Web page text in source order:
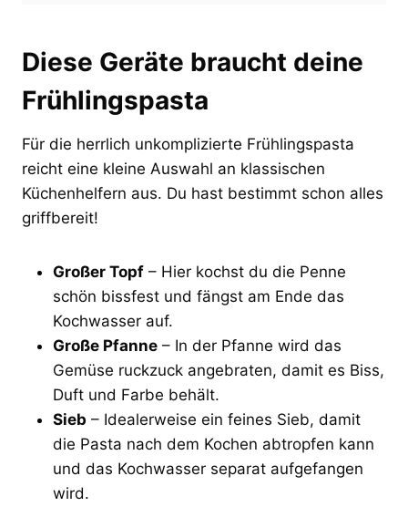
Diese Geräte braucht deine
Frühlingspasta
Für die herrlich unkomplizierte Frühlingspasta
reicht eine kleine Auswahl an klassischen
Küchenhelfern aus. Du hast bestimmt schon alles
griffbereit!
Großer Topf – Hier kochst du die Penne
schön bissfest und fängst am Ende das
Kochwasser auf.
Große Pfanne – In der Pfanne wird das
Gemüse ruckzuck angebraten, damit es Biss,
Duft und Farbe behält.
Sieb – Idealerweise ein feines Sieb, damit
die Pasta nach dem Kochen abtropfen kann
und das Kochwasser separat aufgefangen
wird.